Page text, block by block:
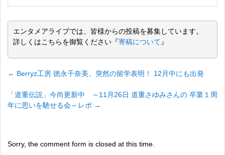
エンタメアライブでは、皆様からの投稿を募集しています。
詳しくはこちらを御覧ください『寄稿について 』
← Berryz工房 徳永千奈美、突然の留学表明！ 12月中にも出発
「道重伝説」今尚更新中 ～11月26日 道重さゆみさんの 卒業１周
年に思いを馳せる会～レポ →
Sorry, the comment form is closed at this time.